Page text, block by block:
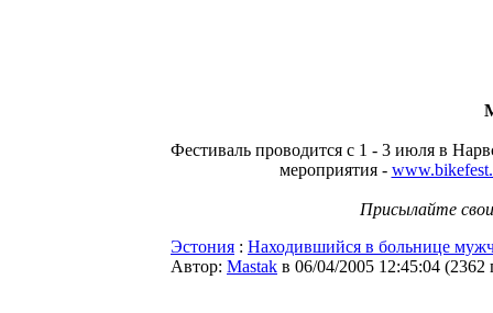
Фестиваль проводится с 1 - 3 июля в
мероприятия -
Присылайте
Эстония : Находившийся в больнице
Автор: Мastak в 06/04/2005 12:45:04 (2362